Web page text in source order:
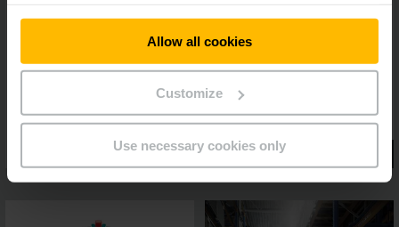
Allow all cookies
Customize
Use necessary cookies only